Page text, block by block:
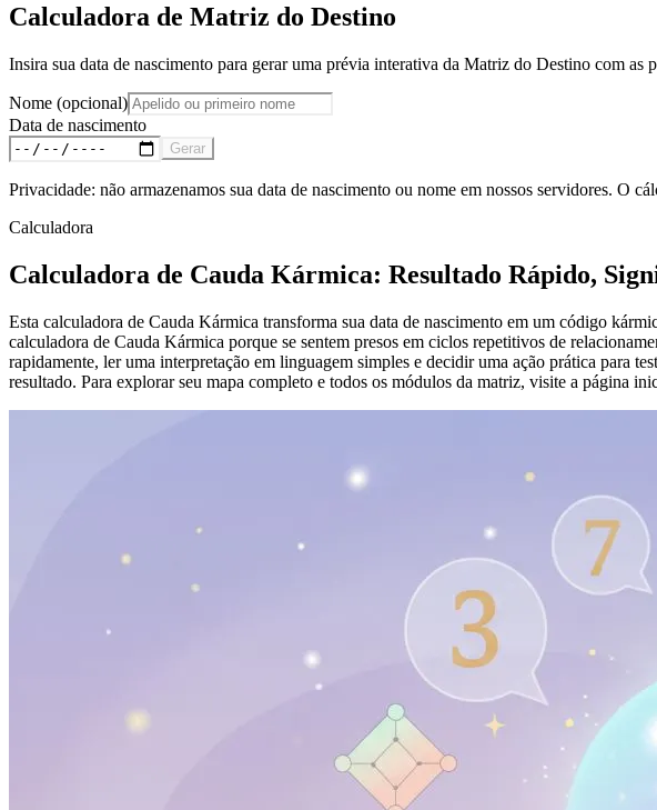
Calculadora de Matriz do Destino
Insira sua data de nascimento para gerar uma prévia interativa da Matriz do Destino com
Nome (opcional)
Data de nascimento
Gerar
Privacidade: não armazenamos sua data de nascimento ou nome em nossos servidores. O
Calculadora
Calculadora de Cauda Kármica: Resultado Rápido,
Esta calculadora de Cauda Kármica transforma sua data de nascimento em um código
calculadora de Cauda Kármica porque se sentem presos em ciclos repetitivos de
rapidamente, ler uma interpretação em linguagem simples e decidir uma ação prática para
resultado. Para explorar seu mapa completo e todos os módulos da matriz, visite a página